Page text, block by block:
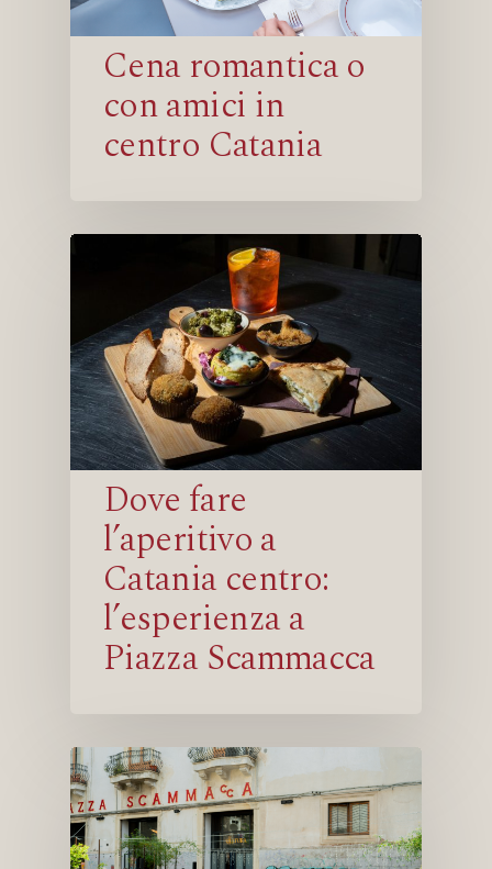
Cena romantica o
con amici in
centro Catania
Dove fare
l’aperitivo a
Catania centro:
l’esperienza a
Piazza Scammacca